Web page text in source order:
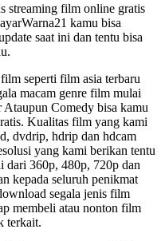
streaming film online gratis
kamu bisa
saat ini dan tentu bisa
seperti film asia terbaru
macam genre film mulai
Comedy bisa kamu
Kualitas film yang kami
dvdrip, hdrip dan hdcam
yang kami berikan tentu
dari 360p, 480p, 720p dan
kepada seluruh penikmat
segala jenis film
membeli atau nonton film
terkait.